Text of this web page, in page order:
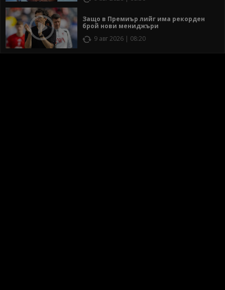
Защо в Премиър лийг има рекорден
брой нови мениджъри
9 авг 2026 | 08:20